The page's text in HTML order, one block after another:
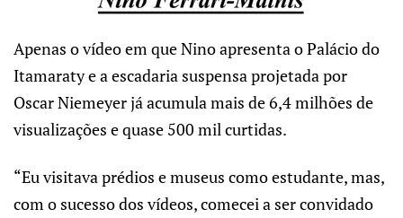
Apenas o vídeo em que Nino apresenta o Palácio do
Itamaraty e a escadaria suspensa projetada por
Oscar Niemeyer já acumula mais de 6,4 milhões de
visualizações e quase 500 mil curtidas.
“Eu visitava prédios e museus como estudante, mas,
com o sucesso dos vídeos, comecei a ser convidado